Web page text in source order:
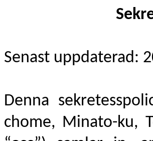
Senast uppdaterad:
Denna
chome, Minato-ku,